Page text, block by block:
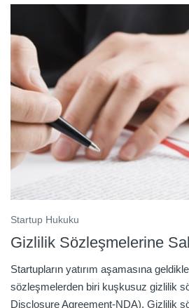
Startup Hukuku
Gizlilik Sözleşmelerine
Startupların yatırım aşamasına
sözleşmelerden biri kuşkusuz gizlilik
Disclosure Agreement-NDA). Gizlilik